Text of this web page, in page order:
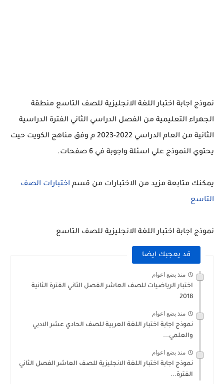
نموذج اجابة اختبار اللغة الانجليزية للصف التاسع منطقة
الجهراء التعليمية من الفصل الدراسي الثاني الفترة الدراسية
الثانية من العام الدراسي 2022-2023 م وفق مناهج الكويت حيت
يحتوي النموذج علي اسئلة واجوبة في 6 صفحات.
يمكنك متابعة مزيد من الاختبارات من قسم اختبارات الصف
التاسع
نموذج اجابة اختبار اللغة الانجليزية للصف التاسع
قد يعجبك ايضا
منذ بضع اعوام
اختبار الرياضيات للصف العاشر الفصل الثاني الفترة الثانية
2018
منذ بضع اعوام
نموذج اجابة اختبار اللغة العربية للصف الحادي عشر الادبي
والعلمي...
منذ بضع اعوام
نموذج اجابة اختبار اللغة الانجليزية للصف العاشر الفصل الثاني
الفترة...